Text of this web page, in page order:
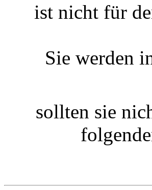
ist nicht für
Sie werden
sollten sie